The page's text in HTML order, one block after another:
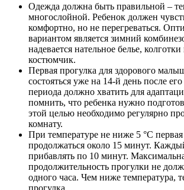
Одежда должна быть правильной –
многослойной. Ребенок должен
комфортно, но не перегреваться.
вариантом является зимний
надевается нательное белье,
костюмчик.
Первая прогулка для здорового
состояться уже на 14-й день после
периода должно хватить для
помнить, что ребенка нужно
этой целью необходимо регулярно
комнату.
При температуре не ниже 5 °С
продолжаться около 15 минут.
прибавлять по 10 минут.
продолжительность прогулки не
одного часа. Чем ниже температура,
прогулка.